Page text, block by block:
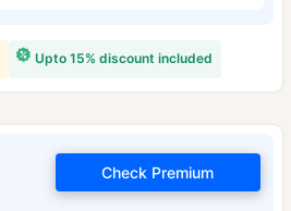
Upto 15% discount included
Check Premium